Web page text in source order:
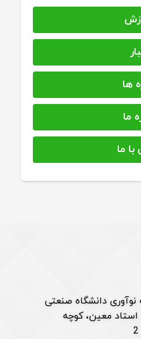
ها
ما
ما
نوآوری دانشگاه صنعتی
معین، کوچه